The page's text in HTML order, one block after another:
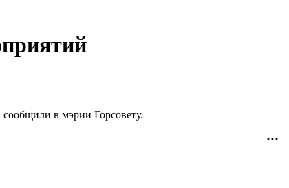
сообщили в мэрии Горсовету.